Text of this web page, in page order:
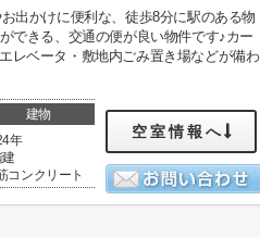
出かけに便利な、徒歩8分に駅のある物
できる、交通の便が良い物件です♪カー
レベータ・敷地内ごみ置き場などが備わ
建物
年
建
コンクリート
空室情報へ